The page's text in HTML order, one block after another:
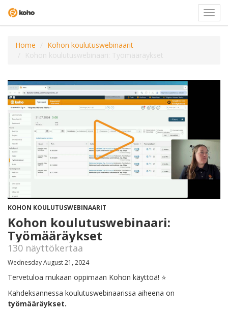
Home
Kohon koulutuswebinaarit
Kohon koulutuswebinaari: Työmääräykset
KOHON KOULUTUSWEBINAARIT
Kohon koulutuswebinaari:
Työmääräykset
130 näyttökertaa
Wednesday August 21, 2024
Tervetuloa mukaan oppimaan Kohon käyttöä! ⭐️
Kahdeksannessa koulutuswebinaarissa aiheena on
työmääräykset.